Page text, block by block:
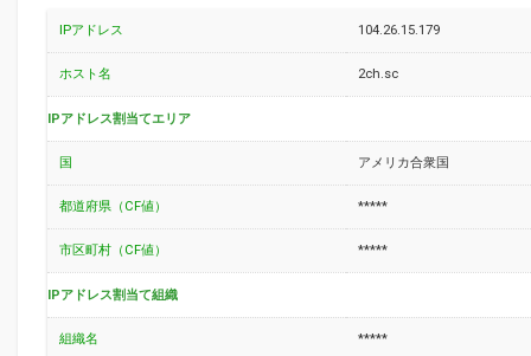
IPアドレス 104.26.15.179
ホスト名 2ch.sc
IPアドレス割当てエリア
国 アメリカ合衆国
都道府県（CF値） *****
市区町村（CF値） *****
IPアドレス割当て組織
組織名 *****